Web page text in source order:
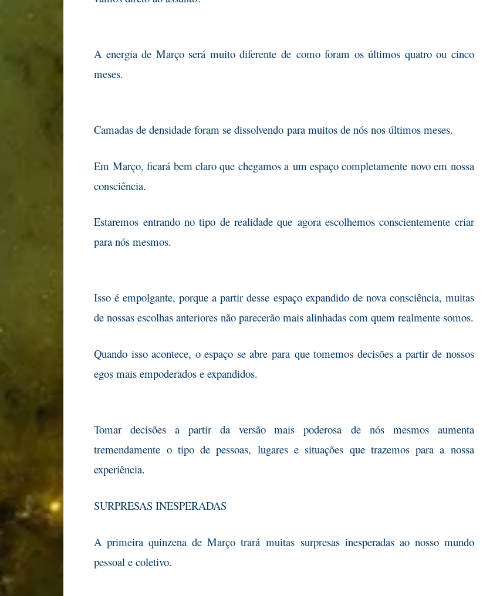
A energia de Março será muito diferente de como foram os últimos quatro ou cinco
meses.
Camadas de densidade foram se dissolvendo para muitos de nós nos últimos meses.
Em Março, ficará bem claro que chegamos a um espaço completamente novo em nossa
consciência.
Estaremos entrando no tipo de realidade que agora escolhemos conscientemente criar
para nós mesmos.
Isso é empolgante, porque a partir desse espaço expandido de nova consciência, muitas
de nossas escolhas anteriores não parecerão mais alinhadas com quem realmente somos.
Quando isso acontece, o espaço se abre para que tomemos decisões a partir de nossos
egos mais empoderados e expandidos.
Tomar decisões a partir da versão mais poderosa de nós mesmos aumenta
tremendamente o tipo de pessoas, lugares e situações que trazemos para a nossa
experiência.
SURPRESAS INESPERADAS
A primeira quinzena de Março trará muitassurpresas inesperadas ao nosso mundo
pessoal e coletivo.